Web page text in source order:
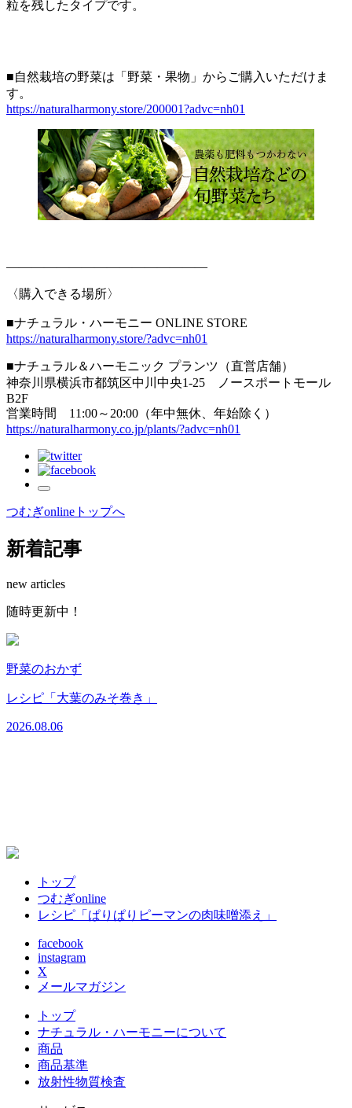
粒を残したタイプです。
■自然栽培の野菜は「野菜・果物」からご購入いただけま
す。
https://naturalharmony.store/200001?advc=nh01
————————————————
〈購入できる場所〉
■ナチュラル・ハーモニー ONLINE STORE
https://naturalharmony.store/?advc=nh01
■ナチュラル＆ハーモニック プランツ（直営店舗）
神奈川県横浜市都筑区中川中央1-25 ノースポートモール
B2F
営業時間 11:00～20:00（年中無休、年始除く）
https://naturalharmony.co.jp/plants/?advc=nh01
つむぎonlineトップへ
新着記事
new articles
随時更新中 ！
野菜のおかず
レシピ「大葉のみそ巻き」
2026.08.06
トップ
つむぎonline
レシピ「ぱりぱりピーマンの肉味噌添え」
facebook
instagram
X
メールマガジン
トップ
ナチュラル・ハーモニーについて
商品
商品基準
放射性物質検査